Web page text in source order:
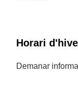
Horari
Demanar